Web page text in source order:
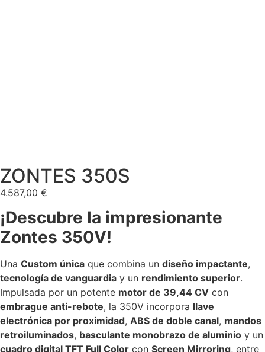
ZONTES 350S
4.587,00 €
¡Descubre la impresionante
Zontes 350V!
Una Custom única que combina un diseño impactante,
tecnología de vanguardia y un rendimiento superior.
Impulsada por un potente motor de 39,44 CV con
embrague anti-rebote, la 350V incorpora llave
electrónica por proximidad, ABS de doble canal, mandos
retroiluminados, basculante monobrazo de aluminio y un
cuadro digital TFT Full Color con Screen Mirroring, entre